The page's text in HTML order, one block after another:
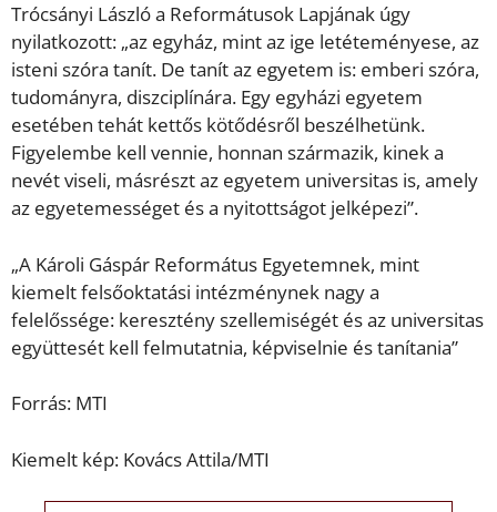
Trócsányi László a Reformátusok Lapjának úgy
nyilatkozott: „az egyház, mint az ige letéteményese, az
isteni szóra tanít. De tanít az egyetem is: emberi szóra,
tudományra, diszciplínára. Egy egyházi egyetem
esetében tehát kettős kötődésről beszélhetünk.
Figyelembe kell vennie, honnan származik, kinek a
nevét viseli, másrészt az egyetem universitas is, amely
az egyetemességet és a nyitottságot jelképezi”.
„A Károli Gáspár Református Egyetemnek, mint
kiemelt felsőoktatási intézménynek nagy a
felelőssége: keresztény szellemiségét és az universitas
együttesét kell felmutatnia, képviselnie és tanítania”
Forrás: MTI
Kiemelt kép: Kovács Attila/MTI